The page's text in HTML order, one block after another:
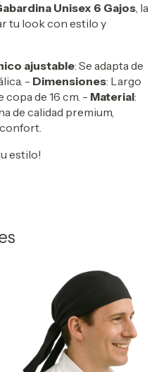
Unisex 6 Gajos, la
tu look con estilo y
ajustable: Se adapta de
- Dimensiones: Largo
copa de 16 cm. - Material:
de calidad premium,
estilo!